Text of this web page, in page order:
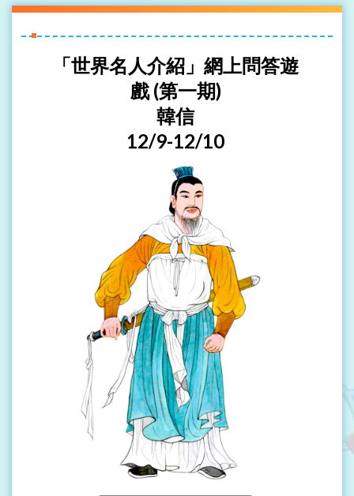
「世界名人介紹」網上問答遊
戲 (第一期)
韓信
12/9-12/10